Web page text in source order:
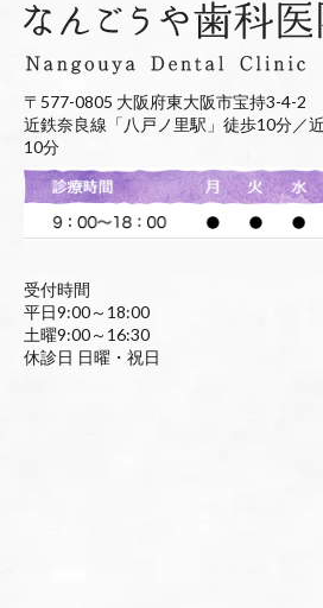
〒577-0805 大阪府東大阪市宝持3-4-2
近鉄奈良線「八戸ノ里駅」徒歩10分／
10分
受付時間
平日9:00～18:00
土曜9:00～16:30
休診日 日曜・祝日